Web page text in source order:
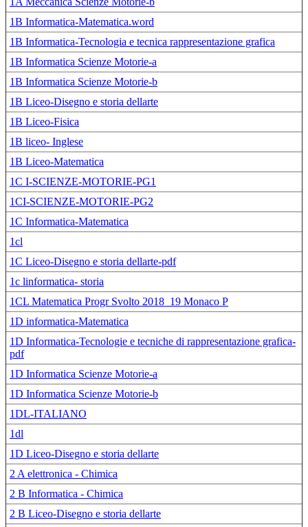
1B Informatica-Matematica.word
1B Informatica-Tecnologia e tecnica rappresentazione grafica
1B Informatica Scienze Motorie-a
1B Informatica Scienze Motorie-b
1B Liceo-Disegno e storia dellarte
1B Liceo-Fisica
1B liceo- Inglese
1B Liceo-Matematica
1C I-SCIENZE-MOTORIE-PG1
1CI-SCIENZE-MOTORIE-PG2
1C Informatica-Matematica
1cl
1C Liceo-Disegno e storia dellarte-pdf
1c linformatica- storia
1CL Matematica Progr Svolto 2018_19 Monaco P
1D informatica-Matematica
1D Informatica-Tecnologie e tecniche di rappresentazione grafica-
pdf
1D Informatica Scienze Motorie-a
1D Informatica Scienze Motorie-b
1DL-ITALIANO
1dl
1D Liceo-Disegno e storia dellarte
2 A elettronica - Chimica
2 B Informatica - Chimica
2 B Liceo-Disegno e storia dellarte